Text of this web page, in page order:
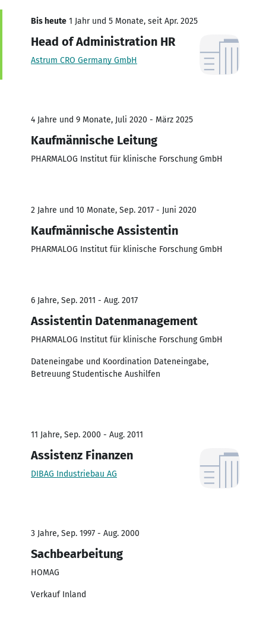
Bis heute 1 Jahr und 5 Monate, seit Apr. 2025
Head of Administration HR
Astrum CRO Germany GmbH
4 Jahre und 9 Monate, Juli 2020 - März 2025
Kaufmännische Leitung
PHARMALOG Institut für klinische Forschung GmbH
2 Jahre und 10 Monate, Sep. 2017 - Juni 2020
Kaufmännische Assistentin
PHARMALOG Institut für klinische Forschung GmbH
6 Jahre, Sep. 2011 - Aug. 2017
Assistentin Datenmanagement
PHARMALOG Institut für klinische Forschung GmbH
Dateneingabe und Koordination Dateneingabe,
Betreuung Studentische Aushilfen
11 Jahre, Sep. 2000 - Aug. 2011
Assistenz Finanzen
DIBAG Industriebau AG
3 Jahre, Sep. 1997 - Aug. 2000
Sachbearbeitung
HOMAG
Verkauf Inland